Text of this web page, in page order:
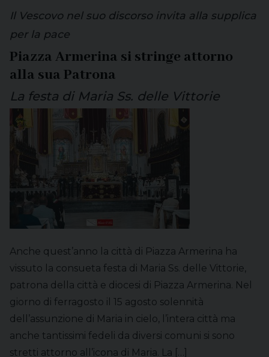
Il Vescovo nel suo discorso invita alla supplica
per la pace
Piazza Armerina si stringe attorno
alla sua Patrona
La festa di Maria Ss. delle Vittorie
Anche quest’anno la città di Piazza Armerina ha
vissuto la consueta festa di Maria Ss. delle Vittorie,
patrona della città e diocesi di Piazza Armerina. Nel
giorno di ferragosto il 15 agosto solennità
dell’assunzione di Maria in cielo, l’intera città ma
anche tantissimi fedeli da diversi comuni si sono
stretti attorno all’icona di Maria. La […]